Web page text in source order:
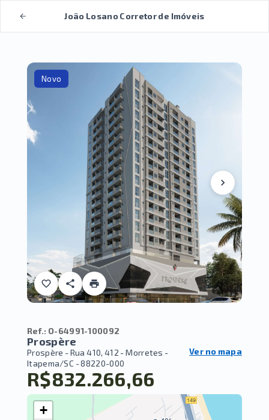
João Losano Corretor de Imóveis
Novo
Ref.: O-64991-100092
Prospère
Prospère -Rua 410, 412 - Morretes -
Itapema/SC - 88220-000
Ver no mapa
R$832.266,66
+